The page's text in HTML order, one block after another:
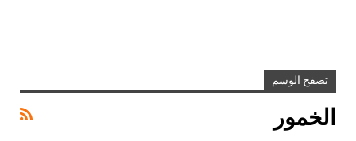
تصفح الوسم
الخمور